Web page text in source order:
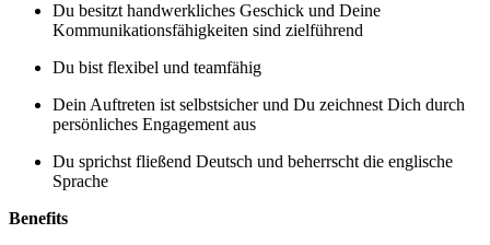
Du besitzt handwerkliches Geschick und Deine
Kommunikationsfähigkeiten sind zielführend
Du bist flexibel und teamfähig
Dein Auftreten ist selbstsicher und Du zeichnest Dich durch
persönliches Engagement aus
Du sprichst fließend Deutsch und beherrscht die englische
Sprache
Benefits